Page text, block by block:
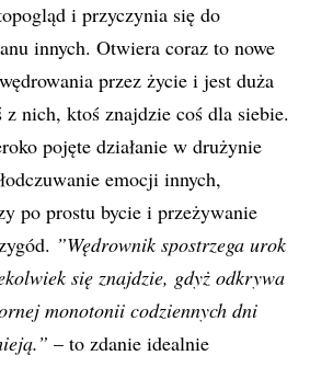
i przyczynia się do
innych. Otwiera coraz to nowe
przez życie i jest duża
z nich, ktoś znajdzie coś dla siebie.
pojęte działanie w drużynie
emocji innych,
po prostu bycie i przeżywanie
”Wędrownik spostrzega urok
się znajdzie, gdyż odkrywa
monotonii codziennych dni
– to zdanie idealnie